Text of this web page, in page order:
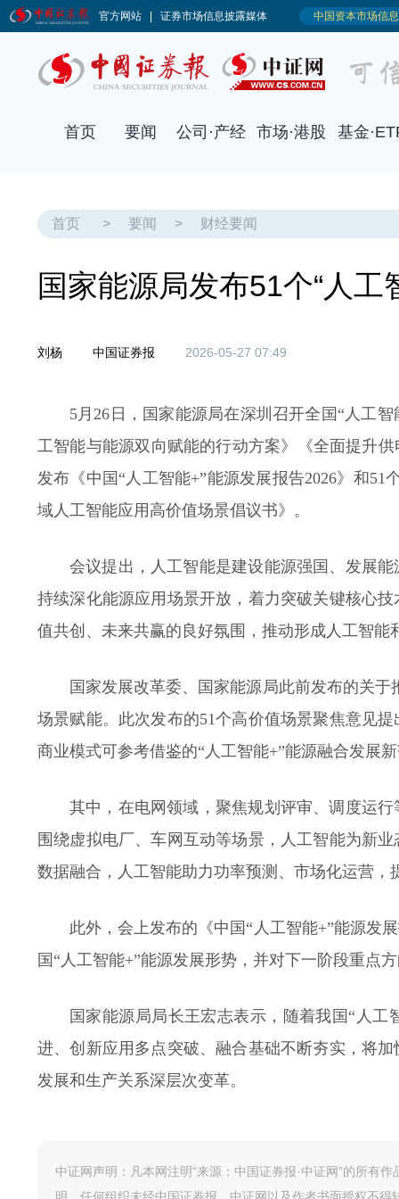
首页 > 要闻 > 财经要闻
国家能源局发布51个“人工
刘杨 中国证券报 2026-05-27 07:49
5月26日，国家能源局在深圳召开全国“人工
工智能与能源双向赋能的行动方案》《全面提升
发布《中国“人工智能+”能源发展报告2026》和
域人工智能应用高价值场景倡议书》。
会议提出，人工智能是建设能源强国、发展
持续深化能源应用场景开放，着力突破关键核心
值共创、未来共赢的良好氛围，推动形成人工智
国家发展改革委、国家能源局此前发布的关
场景赋能。此次发布的51个高价值场景聚焦意见
商业模式可参考借鉴的“人工智能+”能源融合发展
其中，在电网领域，聚焦规划评审、调度运
围绕虚拟电厂、车网互动等场景，人工智能为新
数据融合，人工智能助力功率预测、市场化运营
此外，会上发布的《中国“人工智能+”能源发
国“人工智能+”能源发展形势，并对下一阶段重点
国家能源局局长王宏志表示，随着我国“人
进、创新应用多点突破、融合基础不断夯实，将
发展和生产关系深层次变革。
中证网声明：凡本网注明“来源：中国证券报·中证网”的所有